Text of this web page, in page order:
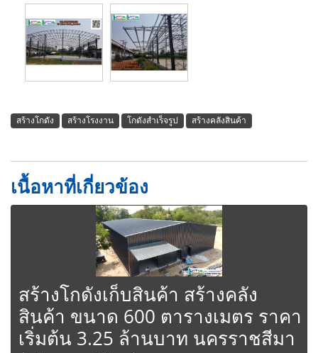
สร้างโกดัง สร้างโรงงาน โกดังสำเร็จรูป สร้างคลังสินค้า
เนื้อหาที่เกี่ยวข้อง
สร้างโกดังเก็บสินค้า สร้างคลัง
สินค้า ขนาด 600 ตารางเมตร ราคา
เริ่มต้น 3.25 ล้านบาท นครราชสีมา